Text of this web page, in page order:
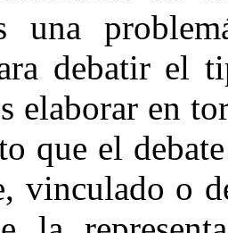
una
debatir el
elaborar en
que el
vinculado o